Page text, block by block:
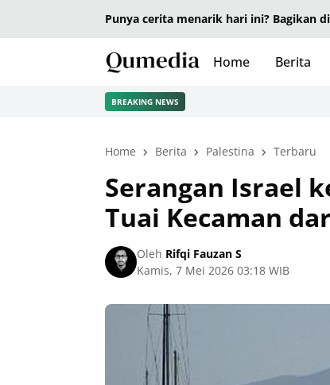
Punya cerita menarik hari ini? Bagikan
Home Berita
BREAKING NEWS
Home Berita Palestina Terbaru
Serangan Israel
Tuai Kecaman
Oleh Rifqi Fauzan S
Kamis, 7 Mei 2026 03:18 WIB